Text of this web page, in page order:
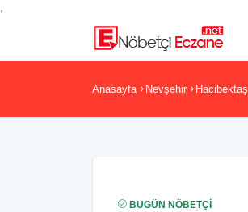
Anasayfa Nevşehir Hacibektaş
BUGÜN NÖBETÇI